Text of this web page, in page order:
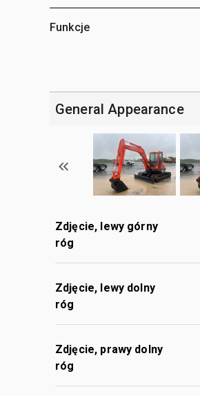
Funkcje
General Appearance
Zdjęcie, lewy górny
róg
Zdjęcie, lewy dolny
róg
Zdjęcie, prawy dolny
róg